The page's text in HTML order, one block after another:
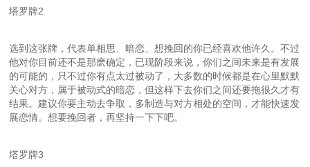
塔罗牌2
选到这张牌，代表单相思、暗恋、想挽回的你已经喜欢他许久。不过
他对你目前还不是那麽确定，已现阶段来说，你们之间未来是有发展
的可能的，只不过你有点太过被动了，大多数的时候都是在心里默默
关心对方，属于被动式的暗恋，但这样下去你们之间还要拖很久才有
结果。建议你要主动去争取，多制造与对方相处的空间，才能快速发
展恋情。想要挽回者，再坚持一下下吧。
塔罗牌3